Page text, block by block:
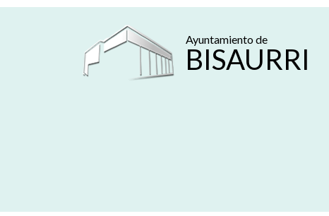
Ayuntamiento de
BISAURRI